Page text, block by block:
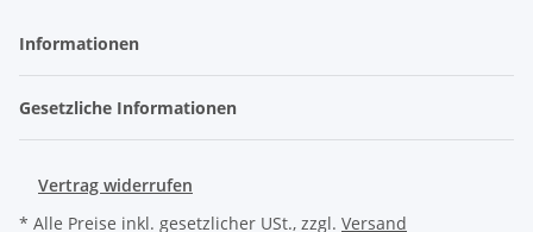
Informationen
Gesetzliche Informationen
Vertrag widerrufen
* Alle Preise inkl. gesetzlicher USt., zzgl. Versand